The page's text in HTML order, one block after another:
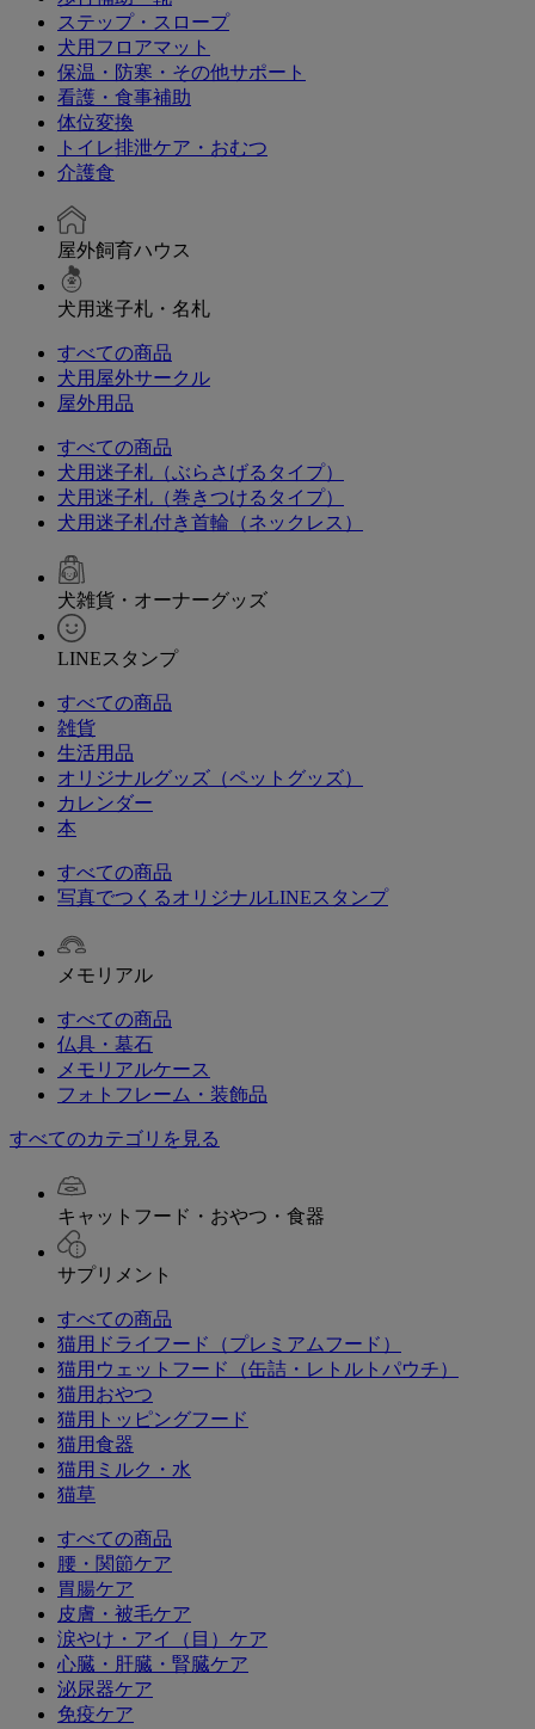
ステップ・スロープ
犬用フロアマット
保温・防寒・その他サポート
看護・食事補助
体位変換
トイレ排泄ケア・おむつ
介護食
屋外飼育ハウス
犬用迷子札・名札
すべての商品
犬用屋外サークル
屋外用品
すべての商品
犬用迷子札（ぶらさげるタイプ）
犬用迷子札（巻きつけるタイプ）
犬用迷子札付き首輪（ネックレス）
犬雑貨・オーナーグッズ
LINEスタンプ
すべての商品
雑貨
生活用品
オリジナルグッズ（ペットグッズ）
カレンダー
本
すべての商品
写真でつくるオリジナルLINEスタンプ
メモリアル
すべての商品
仏具・墓石
メモリアルケース
フォトフレーム・装飾品
すべてのカテゴリを見る
キャットフード・おやつ・食器
サプリメント
すべての商品
猫用ドライフード（プレミアムフード）
猫用ウェットフード（缶詰・レトルトパウチ）
猫用おやつ
猫用トッピングフード
猫用食器
猫用ミルク・水
猫草
すべての商品
腰・関節ケア
胃腸ケア
皮膚・被毛ケア
涙やけ・アイ（目）ケア
心臓・肝臓・腎臓ケア
泌尿器ケア
免疫ケア